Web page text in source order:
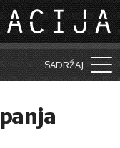
SADRŽAJ